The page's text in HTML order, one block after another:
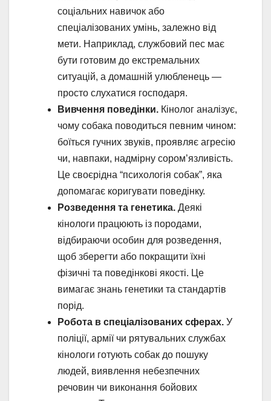
соціальних навичок або
спеціалізованих умінь, залежно від
мети. Наприклад, службовий пес має
бути готовим до екстремальних
ситуацій, а домашній улюбленець —
просто слухатися господаря.
Вивчення поведінки. Кінолог аналізує,
чому собака поводиться певним чином:
боїться гучних звуків, проявляє агресію
чи, навпаки, надмірну сором’язливість.
Це своєрідна “психологія собак”, яка
допомагає коригувати поведінку.
Розведення та генетика. Деякі
кінологи працюють із породами,
відбираючи особин для розведення,
щоб зберегти або покращити їхні
фізичні та поведінкові якості. Це
вимагає знань генетики та стандартів
порід.
Робота в спеціалізованих сферах. У
поліції, армії чи рятувальних службах
кінологи готують собак до пошуку
людей, виявлення небезпечних
речовин чи виконання бойових